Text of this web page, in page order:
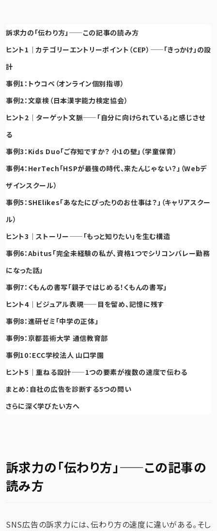
訴求力の「伝わり方」——この記事の読み方
ヒント1｜カテゴリーエントリーポイント（CEP）——「きっかけ」の設
計
事例1：トウコベ（オンライン個別指導）
事例2：文章検（日本漢字能力検定協会）
ヒント2｜ターゲット文脈——「自分に向けられている」と感じさせ
る
事例3：Kids Duo「ご存知ですか？ 小1の壁」（学童保育）
事例4：HerTech「HSPが最強の時代、来たんじゃない？」（Webデ
ザインスクール）
事例5：SHElikes「あなたにぴったりのお仕事は？」（キャリアスクー
ル）
ヒント3｜ストーリー——「もっと知りたい」を生む構造
事例6：Abitus「完全未経験の私が、資格1つでシリコンバレー勤務
になった話」
事例7：くもんの書写「親子ではじめる！くもんの書写」
ヒント4｜ビジュアル表現——目を留め、記憶に残す
事例8：進研ゼミ「中学の正体」
事例9：京都芸術大学 通信教育部
事例10：ECC学校法人 山口学園
ヒント5｜重ねる設計——1つの要素が複数の速度で伝わる
まとめ：自社の広告を診断する5つの問い
さらに深く学びたい方へ
訴求力の「伝わり方」——この記事の
読み方
SNS広告の訴求力には、伝わり方の速度に違いがある。そし